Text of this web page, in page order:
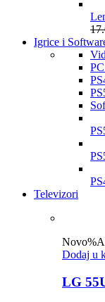
Igrice i
Televizori
Novo%
Dodaj u
LG